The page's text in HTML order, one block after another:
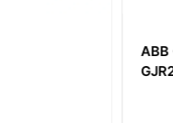
ABB 07XS01
GJR2280700R3